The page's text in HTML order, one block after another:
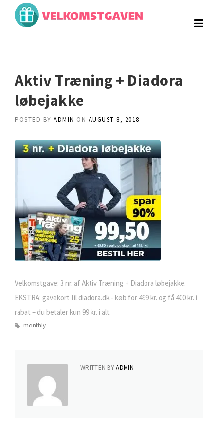
content
Aktiv Træning + Diadora
løbejakke
POSTED BY ADMIN ON AUGUST 8, 2018
Velkomstgave: 3 nr. af Aktiv Træning + Diadora løbejakke.
EKSTRA: gavekort til diadora.dk.- køb for 499 kr. og få 400 kr. i
rabat – du betaler kun 99 kr. i alt.
monthly
WRITTEN BYADMIN